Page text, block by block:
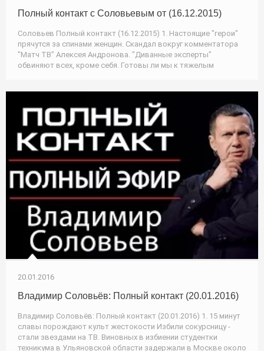
Полный контакт с Соловьевым от (16.12.2015)
Соловьев Полный контакт (16.12.2015) 1. Настоящие "герои"
прячутся за спинами женщин. Скандал вокруг комментатора
"Матч ТВ" Алексея Андронова. "Диванные эксперты"
обвиняют всех, кроме себя. Готовы ли мы к тяжелым
20.01.2016
Владимир Соловьёв: Полный контакт (20.01.2016)
Владимир Соловьёв: Полный контакт (20.01.2016) 1. 15 минут
славы порождают культ жестокости Избили сокурсницу -
стали звездами на ТВ. Виновных в избиении студентки
техникума в Ульяновской области задержали в Москве около